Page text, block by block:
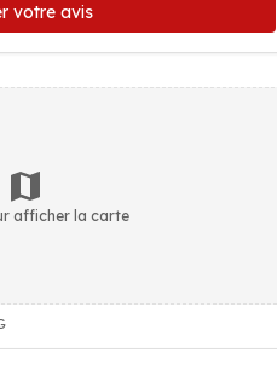
votre avis
afficher la carte